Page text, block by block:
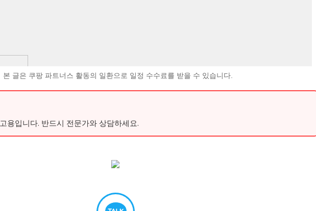
본 글은 쿠팡 파트너스 활동의 일환으로 일정 수수료를 받을 수 있습니다.
용입니다. 반드시 전문가와 상담하세요.